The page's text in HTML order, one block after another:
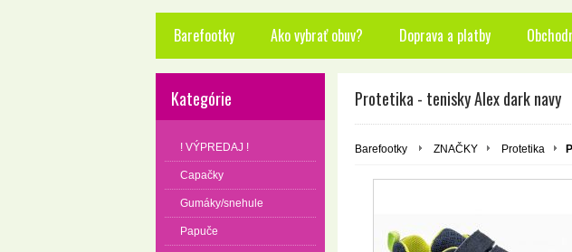
Barefootky Ako vybrať obuv? Doprava a platby
Kategórie
! VÝPREDAJ !
Capačky
Gumáky/snehule
Papuče
Protetika - tenisky Alex dark navy
Barefootky ZNAČKY Protetika